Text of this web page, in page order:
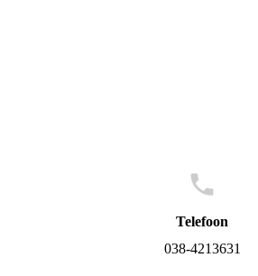
Telefoon
038-4213631